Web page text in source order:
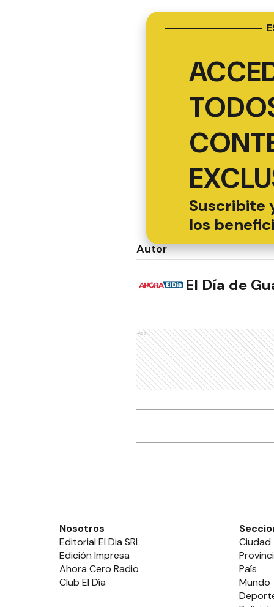
Suscribite
los
Autor
El Día de
Ads
Nosotros
Editorial El Dia SRL
Edición Impresa
Ahora Cero Radio
Club El Día
Ciudad
País
Mundo